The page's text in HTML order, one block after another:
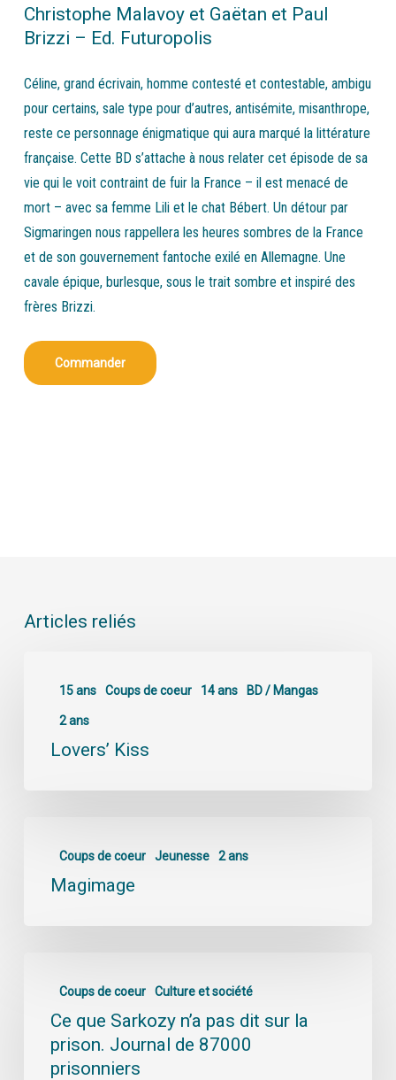
Christophe Malavoy et Gaëtan et Paul
Brizzi – Ed. Futuropolis
Céline, grand écrivain, homme contesté et contestable, ambigu
pour certains, sale type pour d’autres, antisémite, misanthrope,
reste ce personnage énigmatique qui aura marqué la littérature
française. Cette BD s’attache à nous relater cet épisode de sa
vie qui le voit contraint de fuir la France – il est menacé de
mort – avec sa femme Lili et le chat Bébert. Un détour par
Sigmaringen nous rappellera les heures sombres de la France
et de son gouvernement fantoche exilé en Allemagne. Une
cavale épique, burlesque, sous le trait sombre et inspiré des
frères Brizzi.
Commander
Articles reliés
15 ans Coups de coeur 14 ans BD / Mangas
2 ans
Lovers’ Kiss
Coups de coeur Jeunesse 2 ans
Magimage
Coups de coeur Culture et société
Ce que Sarkozy n’a pas dit sur la
prison. Journal de 87000
prisonniers